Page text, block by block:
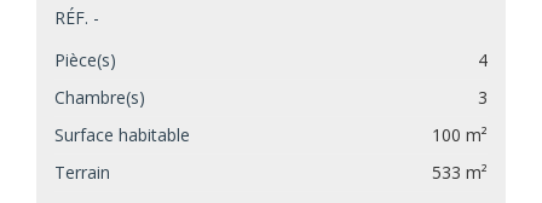
RÉF. -
Pièce(s)
4
Chambre(s)
3
Surface habitable
100 m²
Terrain
533 m²